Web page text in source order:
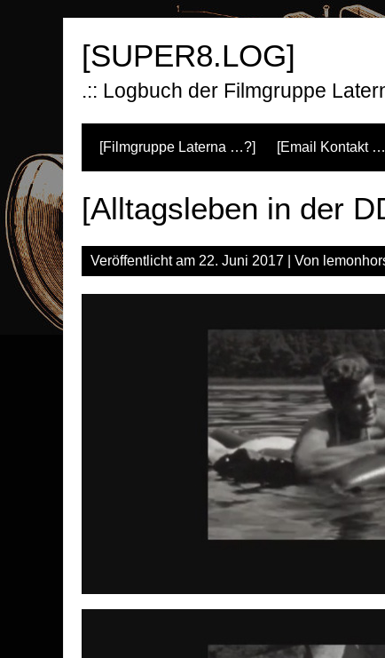
[SUPER8.LOG]
.:: Logbuch der Filmgruppe
[Filmgruppe Laterna …?] [Email Kontakt
[Alltagsleben in der
Veröffentlicht am 22. Juni 2017 | Von